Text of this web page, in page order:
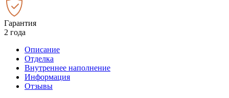
Гарантия
2 года
Описание
Отделка
Внутреннее наполнение
Информация
Отзывы